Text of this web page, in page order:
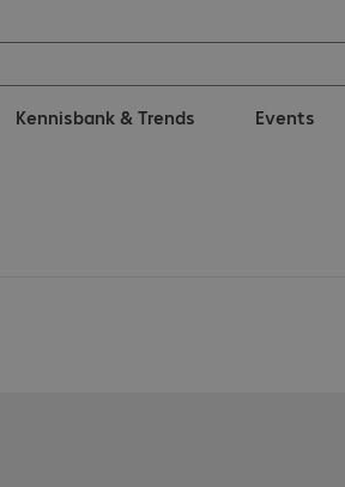
Kennisbank & Trends Events